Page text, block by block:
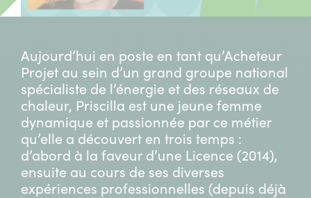
Aujourd’hui en poste en tant qu’Acheteur
Projet au sein d’un grand groupe national
spécialiste de l’énergie et des réseaux de
chaleur, Priscilla est une jeune femme
dynamique et passionnée par ce métier
qu’elle a découvert en trois temps :
d’abord à la faveur d’une Licence (2014),
ensuite au cours de ses diverses
expériences professionnelles (depuis déjà